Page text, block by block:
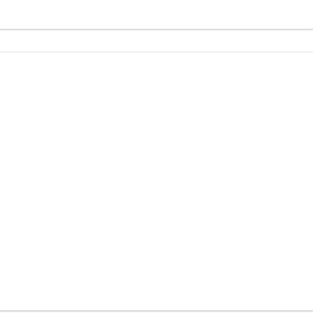
RDC propose également une salle d'eau et un WC
immatriculé au RSAC de EVREUX sous le numéro 883 263